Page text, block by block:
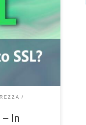
del sito
SSL
Servirà
il server e
– In